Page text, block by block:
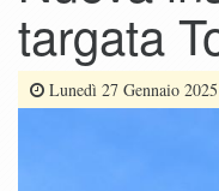
targata
Lunedì 27 Gennaio